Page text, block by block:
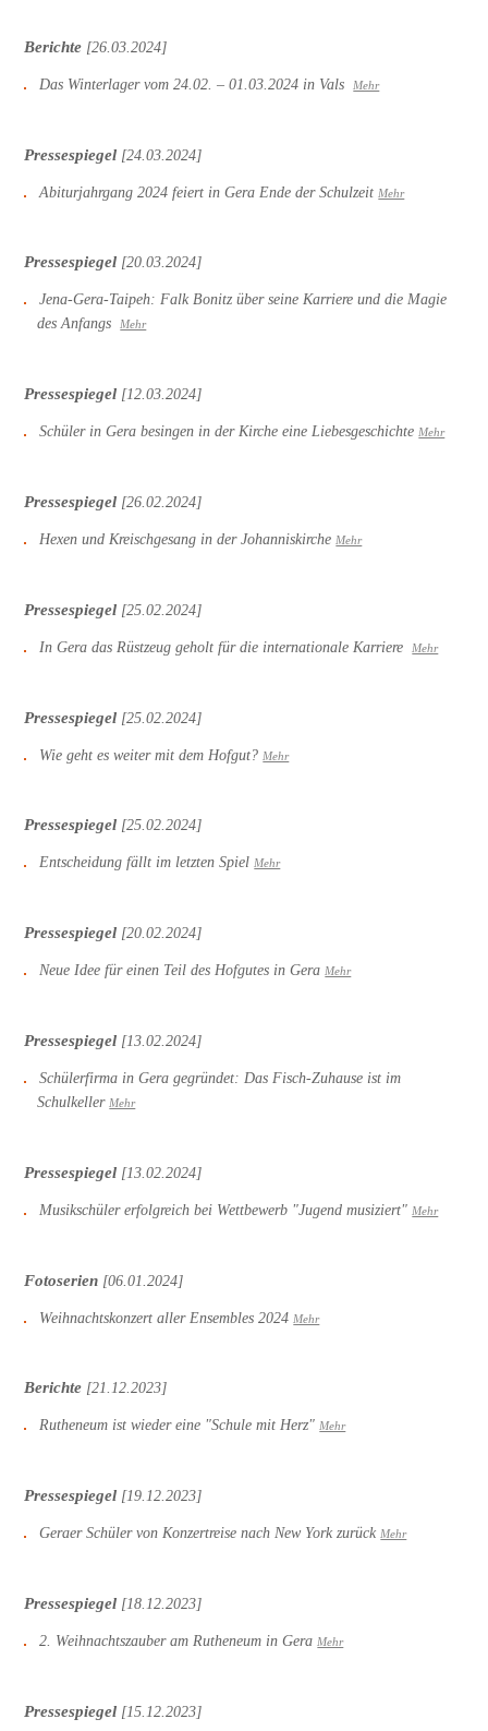
Berichte [26.03.2024]
Das Winterlager vom 24.02. – 01.03.2024 in Vals Mehr
Pressespiegel [24.03.2024]
Abiturjahrgang 2024 feiert in Gera Ende der Schulzeit Mehr
Pressespiegel [20.03.2024]
Jena-Gera-Taipeh: Falk Bonitz über seine Karriere und die Magie
des Anfangs
Mehr
Pressespiegel [12.03.2024]
Schüler in Gera besingen in der Kirche eine Liebesgeschichte Mehr
Pressespiegel [26.02.2024]
Hexen und Kreischgesang in der Johanniskirche Mehr
Pressespiegel [25.02.2024]
In Gera das Rüstzeug geholt für die internationale Karriere Mehr
Pressespiegel [25.02.2024]
Wie geht es weiter mit dem Hofgut? Mehr
Pressespiegel [25.02.2024]
Entscheidung fällt im letzten Spiel Mehr
Pressespiegel [20.02.2024]
Neue Idee für einen Teil des Hofgutes in Gera Mehr
Pressespiegel [13.02.2024]
Schülerfirma in Gera gegründet: Das Fisch-Zuhause ist im
Schulkeller Mehr
Pressespiegel [13.02.2024]
Musikschüler erfolgreich bei Wettbewerb "Jugend musiziert" Mehr
Fotoserien [06.01.2024]
Weihnachtskonzert aller Ensembles 2024 Mehr
Berichte [21.12.2023]
Rutheneum ist wieder eine "Schule mit Herz" Mehr
Pressespiegel [19.12.2023]
Geraer Schüler von Konzertreise nach New York zurück Mehr
Pressespiegel [18.12.2023]
2. Weihnachtszauber am Rutheneum in Gera Mehr
Pressespiegel [15.12.2023]